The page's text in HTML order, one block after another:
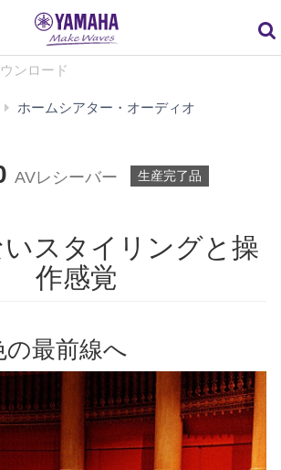
ンロード
ホームシアター・オーディオ
AVレシーバー 生産完了品
スタイリングと操
作感覚
最前線へ